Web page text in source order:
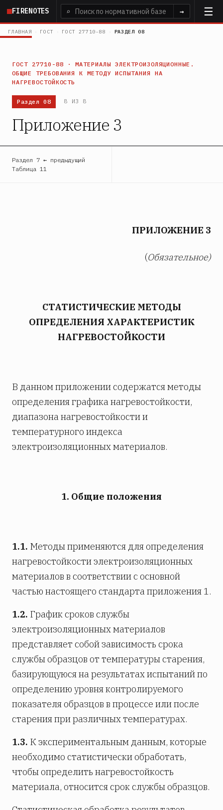
Перейти
основному
FIRENOTES ⌕ →
ГЛАВНАЯ › ГОСТ › ГОСТ 27710-88 › РАЗДЕЛ 08
ГОСТ 27710-88 · МАТЕРИАЛЫ ЭЛЕКТРОИЗОЛЯЦИОННЫЕ.
ОБЩИЕ ТРЕБОВАНИЯ К МЕТОДУ ИСПЫТАНИЯ НА
НАГРЕВОСТОЙКОСТЬ
Раздел 08 8 ИЗ 8
Приложение 3
Раздел 7 ← предыдущий
Таблица 11
ПРИЛОЖЕНИЕ 3
(Обязательное)
СТАТИСТИЧЕСКИЕ МЕТОДЫ
ОПРЕДЕЛЕНИЯ ХАРАКТЕРИСТИК
НАГРЕВОСТОЙКОСТИ
В данном приложении содержатся методы
определения графика нагревостойкости,
диапазона нагревостойкости и
температурного индекса
электроизоляционных материалов.
1. Общие положения
1.1. Методы применяются для определения
нагревостойкости электроизоляционных
материалов в соответствии с основной
частью настоящего стандарта приложения 1.
1.2. График сроков службы
электроизоляционных материалов
представляет собой зависимость срока
службы образцов от температуры старения,
базирующуюся на результатах испытаний по
определению уровня контролируемого
показателя образцов в процессе или после
старения при различных температурах.
1.3. К экспериментальным данным, которые
необходимо статистически обработать,
чтобы определить нагревостойкость
материала, относится срок службы образцов.